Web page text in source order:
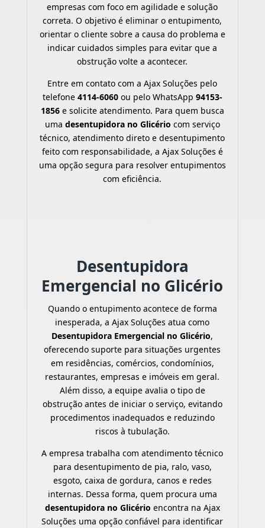
empresas com foco em agilidade e solução
correta. O objetivo é eliminar o entupimento,
orientar o cliente sobre a causa do problema e
indicar cuidados simples para evitar que a
obstrução volte a acontecer.
Entre em contato com a Ajax Soluções pelo
telefone 4114-6060ou pelo WhatsApp 94153-
1856e solicite atendimento. Para quem busca
uma desentupidora no Glicério com serviço
técnico, atendimento direto e desentupimento
feito com responsabilidade, a Ajax Soluções é
uma opção segura para resolver entupimentos
com eficiência.
Desentupidora
Emergencial no Glicério
Quando o entupimento acontece de forma
inesperada, a Ajax Soluções atua como
Desentupidora Emergencial no Glicério,
oferecendo suporte para situações urgentes
em residências, comércios, condomínios,
restaurantes, empresas e imóveis em geral.
Além disso, a equipe avalia o tipo de
obstrução antes de iniciar o serviço, evitando
procedimentos inadequados e reduzindo
riscos à tubulação.
A empresa trabalha com atendimento técnico
para desentupimento de pia, ralo, vaso,
esgoto, caixa de gordura, canos e redes
internas. Dessa forma, quem procura uma
desentupidora no Glicério encontra na Ajax
Soluções uma opção confiável para identificar